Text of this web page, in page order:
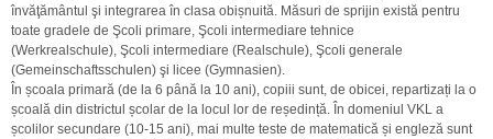
învăţământul şi integrarea în clasa obișnuită. Măsuri de sprijin există pentru
toate gradele de Şcoli primare, Şcoli intermediare tehnice
(Werkrealschule), Şcoli intermediare (Realschule), Şcoli generale
(Gemeinschaftsschulen) şi licee (Gymnasien).
În școala primară (de la 6 până la 10 ani), copiii sunt, de obicei, repartizați la o
școală din districtul școlar de la locul lor de reședință. În domeniul VKL a
școlilor secundare (10-15 ani), mai multe teste de matematică și engleză sunt